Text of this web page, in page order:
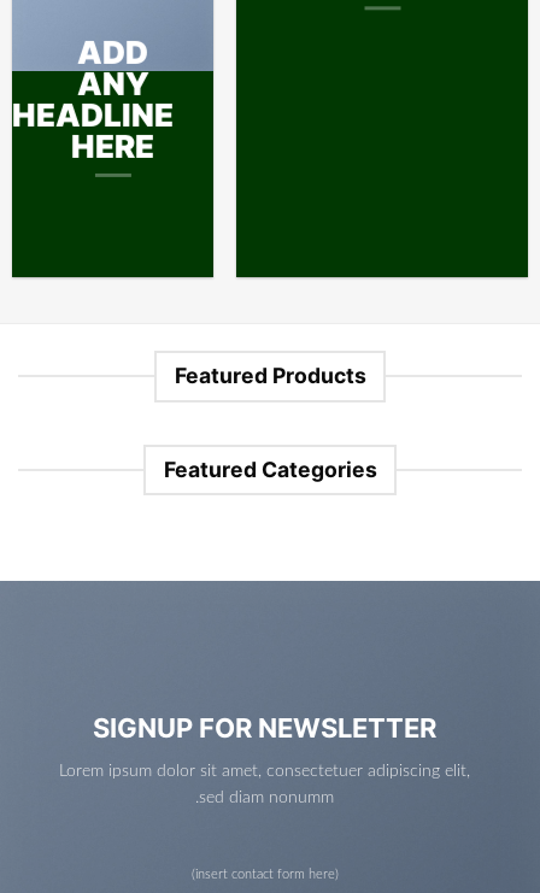
ADD
ANY
HEADLINE
HERE
Featured Products
Featured Categories
SIGNUP FOR NEWSLETTER
Lorem ipsum dolor sit amet, consectetuer adipiscing elit,
sed diam nonumm.
(insert contact form here)